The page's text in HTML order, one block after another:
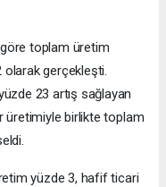
göre toplam üretim
gerçekleşti.
23 artış sağlayan
üretimiyle birlikte toplam
yüzde 3, hafif ticari